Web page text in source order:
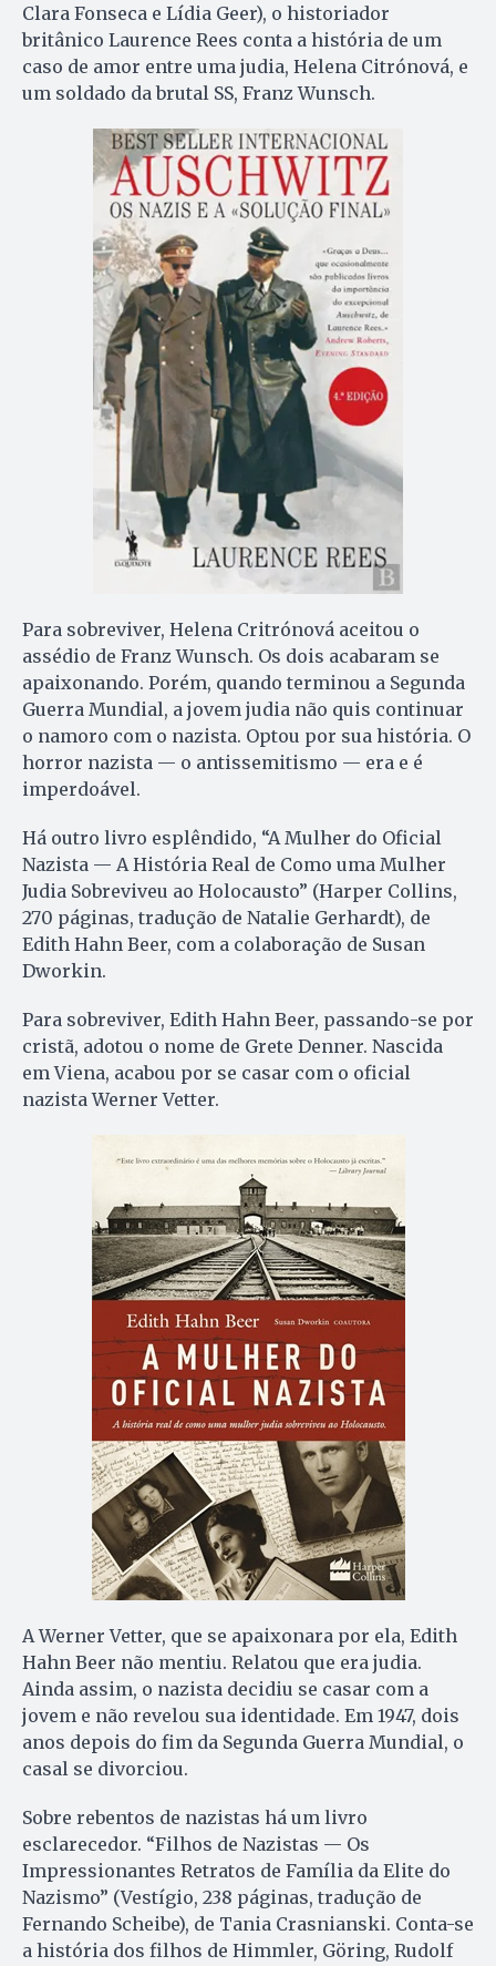
Clara Fonseca e Lídia Geer), o historiador
britânico Laurence Rees conta a história de um
caso de amor entre uma judia, Helena Citrónová, e
um soldado da brutal SS, Franz Wunsch.
Para sobreviver, Helena Critrónová aceitou o
assédio de Franz Wunsch. Os dois acabaram se
apaixonando. Porém, quando terminou a Segunda
Guerra Mundial, a jovem judia não quis continuar
o namoro com o nazista. Optou por sua história. O
horror nazista — o antissemitismo — era e é
imperdoável.
Há outro livro esplêndido, “A Mulher do Oficial
Nazista — A História Real de Como uma Mulher
Judia Sobreviveu ao Holocausto” (Harper Collins,
270 páginas, tradução de Natalie Gerhardt), de
Edith Hahn Beer, com a colaboração de Susan
Dworkin.
Para sobreviver, Edith Hahn Beer, passando-se por
cristã, adotou o nome de Grete Denner. Nascida
em Viena, acabou por se casar com o oficial
nazista Werner Vetter.
A Werner Vetter, que se apaixonara por ela, Edith
Hahn Beer não mentiu. Relatou que era judia.
Ainda assim, o nazista decidiu se casar com a
jovem e não revelou sua identidade. Em 1947, dois
anos depois do fim da Segunda Guerra Mundial, o
casal se divorciou.
Sobre rebentos de nazistas há um livro
esclarecedor. “Filhos de Nazistas — Os
Impressionantes Retratos de Família da Elite do
Nazismo” (Vestígio, 238 páginas, tradução de
Fernando Scheibe), de Tania Crasnianski. Conta-se
a história dos filhos de Himmler, Göring, Rudolf